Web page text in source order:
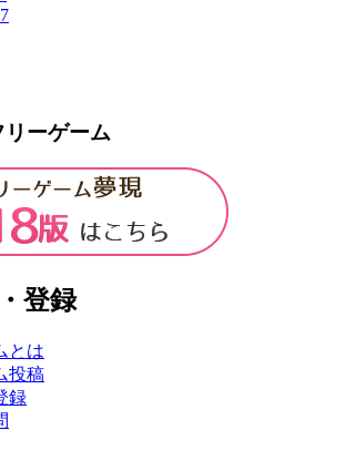
ーゲーム
登録
とは
投稿
録